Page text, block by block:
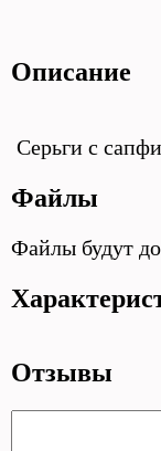
Описание
Серьги с
Файлы
Файлы будут
Отзывы